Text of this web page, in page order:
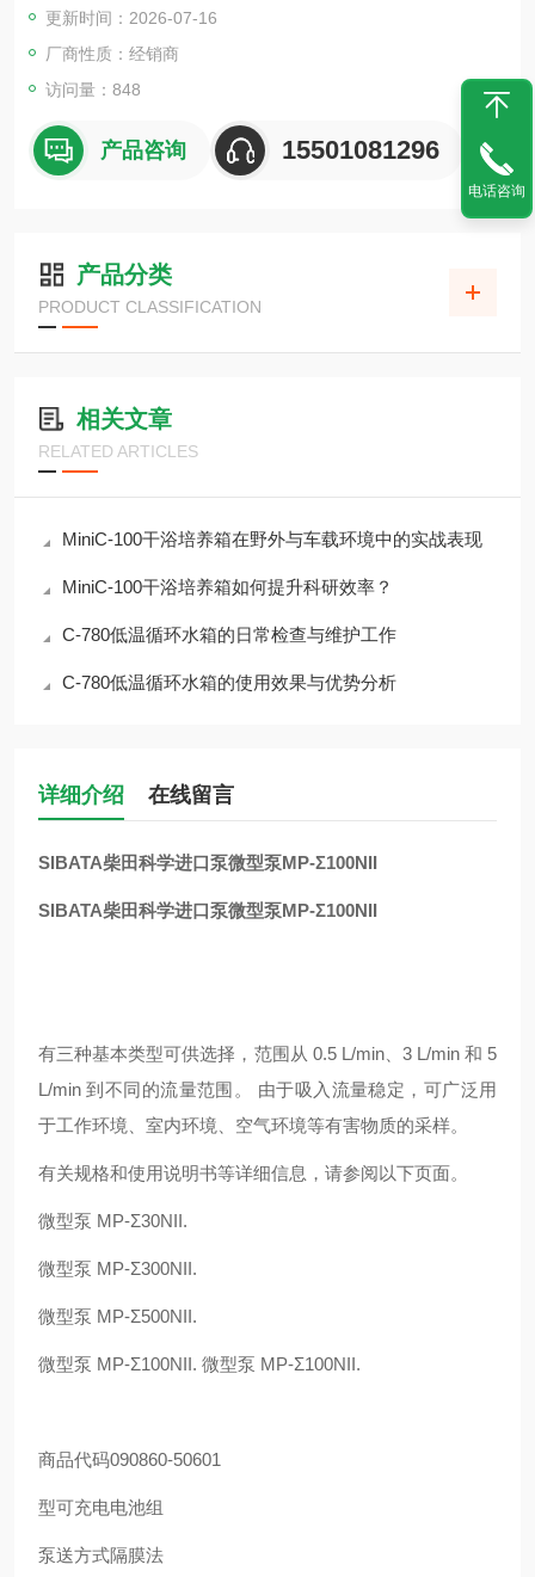
更新时间：2026-07-16
厂商性质：经销商
访问量：848
产品咨询 15501081296
产品分类
PRODUCT CLASSIFICATION
相关文章
RELATED ARTICLES
MiniC-100干浴培养箱在野外与车载环境中的实战表现
MiniC-100干浴培养箱如何提升科研效率？
C-780低温循环水箱的日常检查与维护工作
C-780低温循环水箱的使用效果与优势分析
详细介绍 在线留言
SIBATA柴田科学进口泵微型泵MP-Σ100NII
SIBATA柴田科学进口泵微型泵MP-Σ100NII
有三种基本类型可供选择，范围从 0.5 L/min、3 L/min 和 5
L/min 到不同的流量范围。 由于吸入流量稳定，可广泛用
于工作环境、室内环境、空气环境等有害物质的采样。
有关规格和使用说明书等详细信息，请参阅以下页面。
微型泵 MP-Σ30NII.
微型泵 MP-Σ300NII.
微型泵 MP-Σ500NII.
微型泵 MP-Σ100NII. 微型泵 MP-Σ100NII.
商品代码090860-50601
型可充电电池组
泵送方式隔膜法
电话咨询